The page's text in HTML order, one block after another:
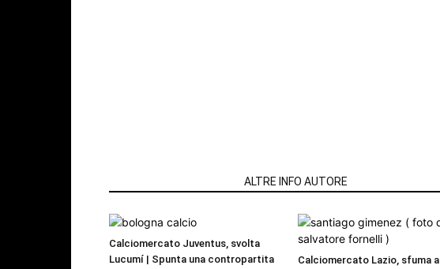
ALTRE INFO AUTORE
Calciomercato Juventus, svolta
Lucumí | Spunta una contropartita
Calciomercato Lazio, sfuma a